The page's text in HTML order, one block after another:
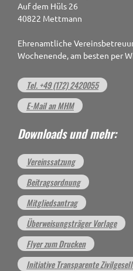
Auf dem Hüls 26
40822 Mettmann
Ehrenamtliche
Wochenende, am besten per
Tel. +49 (172) 2420055
E-Mail an MHM
Downloads und mehr:
Vereinssatzung
Beitragsordnung
Mitgliedsantrag
Überweisungsträger Vorlage
Flyer zum Drucken
Initiative Transparente